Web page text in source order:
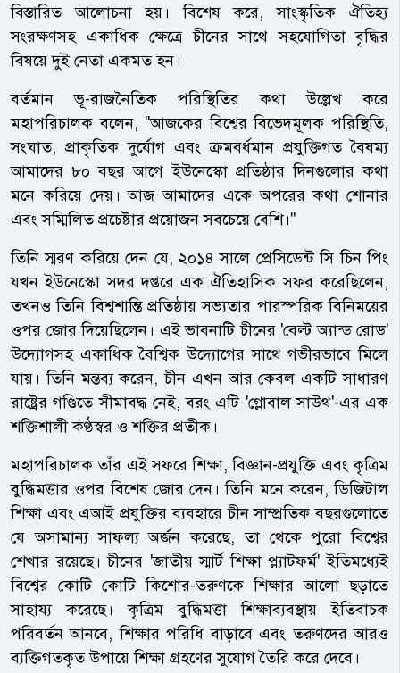
বিস্তারিত আলোচনা হয়। বিশেষ করে, সাংস্কৃতিক ঐতিহ্য
সংরক্ষণসহ একাধিক ক্ষেত্রে চীনের সাথে সহযোগিতা বৃদ্ধির
বিষয়ে দুই নেতা একমত হন।
বর্তমান ভূ-রাজনৈতিক পরিস্থিতির কথা উল্লেখ করে
মহাপরিচালক বলেন, "আজকের বিশ্বের বিভেদমূলক পরিস্থিতি,
সংঘাত, প্রাকৃতিক দুর্যোগ এবং ক্রমবর্ধমান প্রযুক্তিগত বৈষম্য
আমাদের ৮০ বছর আগে ইউনেস্কো প্রতিষ্ঠার দিনগুলোর কথা
মনে করিয়ে দেয়। আজ আমাদের একে অপরের কথা শোনার
এবং সম্মিলিত প্রচেষ্টার প্রয়োজন সবচেয়ে বেশি।"
তিনি স্মরণ করিয়ে দেন যে, ২০১৪ সালে প্রেসিডেন্ট সি চিন পিং
যখন ইউনেস্কো সদর দপ্তরে এক ঐতিহাসিক সফর করেছিলেন,
তখনও তিনি বিশ্বশান্তি প্রতিষ্ঠায় সভ্যতার পারস্পরিক বিনিময়ের
ওপর জোর দিয়েছিলেন। এই ভাবনাটি চীনের 'বেল্ট অ্যান্ড রোড'
উদ্যোগসহ একাধিক বৈশ্বিক উদ্যোগের সাথে গভীরভাবে মিলে
যায়। তিনি মন্তব্য করেন, চীন এখন আর কেবল একটি সাধারণ
রাষ্ট্রের গণ্ডিতে সীমাবদ্ধ নেই, বরং এটি 'গ্লোবাল সাউথ'-এর এক
শক্তিশালী কণ্ঠস্বর ও শক্তির প্রতীক।
মহাপরিচালক তাঁর এই সফরে শিক্ষা, বিজ্ঞান-প্রযুক্তি এবং কৃত্রিম
বুদ্ধিমত্তার ওপর বিশেষ জোর দেন। তিনি মনে করেন, ডিজিটাল
শিক্ষা এবং এআই প্রযুক্তির ব্যবহারে চীন সাম্প্রতিক বছরগুলোতে
যে অসামান্য সাফল্য অর্জন করেছে, তা থেকে পুরো বিশ্বের
শেখার রয়েছে। চীনের 'জাতীয় স্মার্ট শিক্ষা প্ল্যাটফর্ম' ইতিমধ্যেই
বিশ্বের কোটি কোটি কিশোর-তরুণকে শিক্ষার আলো ছড়াতে
সাহায্য করেছে। কৃত্রিম বুদ্ধিমত্তা শিক্ষাব্যবস্থায় ইতিবাচক
পরিবর্তন আনবে, শিক্ষার পরিধি বাড়াবে এবং তরুণদের আরও
ব্যক্তিগতকৃত উপায়ে শিক্ষা গ্রহণের সুযোগ তৈরি করে দেবে।